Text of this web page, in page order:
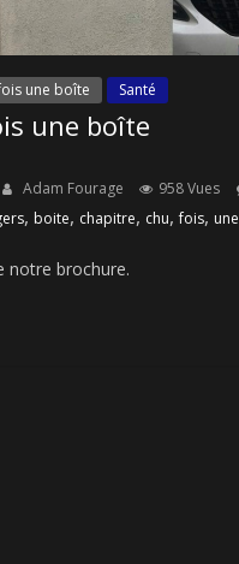
une boîte Santé
une boîte
Adam Fourage
958 Vues
, boite, chapitre, chu,fois, une
notre brochure.